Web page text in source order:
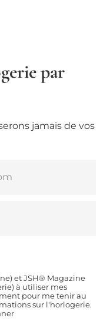
par
jamais de vos
et JSH® Magazine
à utiliser mes
pour me tenir au
sur l'horlogerie.